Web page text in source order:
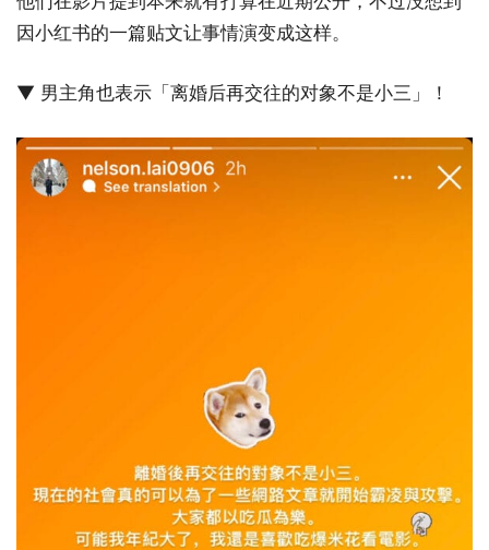
因小红书的一篇贴文让事情演变成这样。
▼ 男主角也表示「离婚后再交往的对象不是小三」！